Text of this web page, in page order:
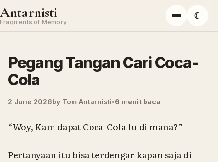
Skip to content
Antarnisti
Fragments of Memory Menu
☾
Pegang Tangan Cari Coca-
Cola
2 June 2026by Tom Antarnisti 6 menit baca
“Woy, Kamdapat Coca-Colatudi mana?”
Pertanyaan itu bisa terdengar kapan saja di